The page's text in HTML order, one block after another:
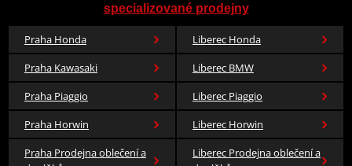
specializované prodejny
Praha Honda
Liberec Honda
Praha Kawasaki
Liberec BMW
Praha Piaggio
Liberec Piaggio
Praha Horwin
Liberec Horwin
Praha Prodejna oblečení a
Liberec Prodejna oblečení a